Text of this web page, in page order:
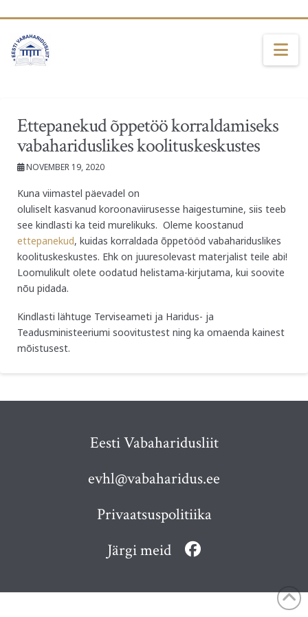
Ettepanekud õppetöö korraldamiseks
vabahariduslikes koolituskeskustes
NOVEMBER 19, 2020
Kuna viimastel päevadel on
oluliselt kasvanud koroonaviirusesse haigestumine, siis teeb
see kindlasti ka teid murelikuks. Oleme koostanud
ettepanekud, kuidas korraldada õppetööd vabahariduslikes
koolituskeskustes. Ehk on juuresolevast materjalist teile abi!
Loomulikult olete oodatud helistama-kirjutama, kui soovite
nõu pidada.
Kindlasti lähtuge Terviseameti ja Haridus- ja
Teadusministeeriumi soovitustest ning ka omaenda kainest
mõistusest.
Eesti Vabaharidusliit
evhl@vabaharidus.ee
Privaatsuspolitiika
Järgi meid